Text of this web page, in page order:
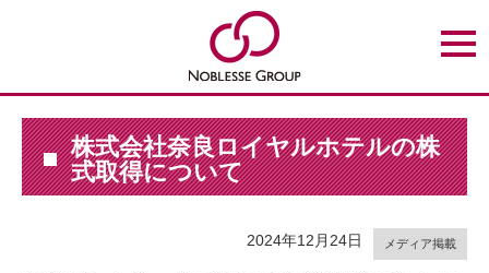
t
o
e
n
a
v
i
株式会社奈良ロイヤルホテルの株
式取得について
メディア掲載
2024年12月24日